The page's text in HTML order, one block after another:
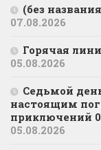
(без
07.08.2026
Горячая
05.08.2026
Седьмой
настоящим
приключений
05.08.2026